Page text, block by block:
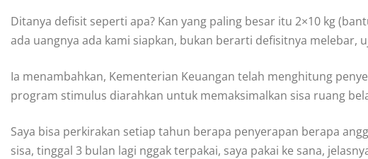
Ditanya defisit seperti apa? Kan yang paling besar itu 2×10 kg
ada uangnya ada kami siapkan, bukan berarti defisitnya melebar,
Ia menambahkan, Kementerian Keuangan telah menghitung
program stimulus diarahkan untuk memaksimalkan sisa ruang
Saya bisa perkirakan setiap tahun berapa penyerapan berapa
sisa, tinggal 3 bulan lagi nggak terpakai, saya pakai ke sana,